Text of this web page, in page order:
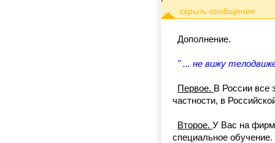
Дополнение.
" ... не вижу
Первое. В России все
частности, в
Второе. У Вас на
специальное